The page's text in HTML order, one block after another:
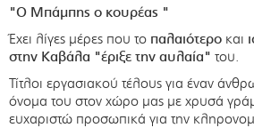
"Ο Μπάμπης ο κουρέας "
Έχει λίγες μέρες που το παλαιότερο και
στην Καβάλα "έριξε την αυλαία" του.
Τίτλοι εργασιακού τέλους για έναν
όνομα του στον χώρο μας με χρυσά
ευχαριστώ προσωπικά για την